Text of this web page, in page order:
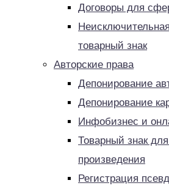
Договоры для
товарный знак
Авторские права
Депонирование
Депонирование
Инфобизнес и
Товарный знак для
произведения
Регистрация